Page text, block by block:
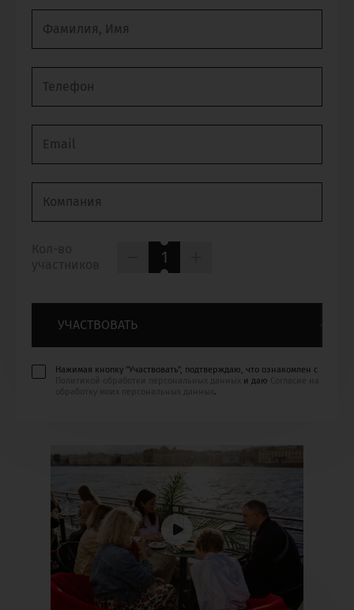
1
УЧАСТВОВАТЬ
Нажимая кнопку "Участвовать", подтверждаю, что ознакомлен с
и даю
.